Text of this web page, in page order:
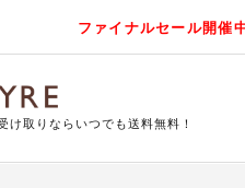
ファイナルセール開催
取りならいつでも送料無料！